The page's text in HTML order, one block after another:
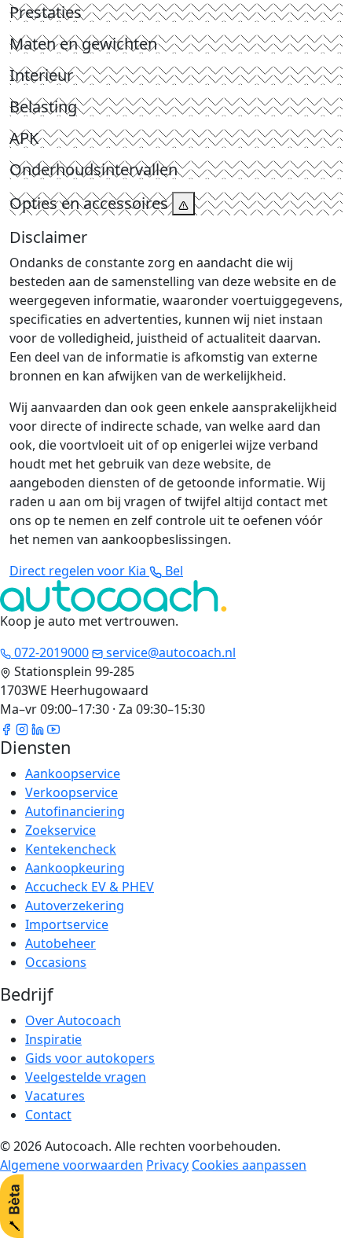
Prestaties
Maten en gewichten
Interieur
Belasting
APK
Onderhoudsintervallen
Opties en accessoires
Disclaimer
Ondanks de constante zorg en aandacht die wij
besteden aan de samenstelling van deze website en de
weergegeven informatie, waaronder voertuiggegevens,
specificaties en advertenties, kunnen wij niet instaan
voor de volledigheid, juistheid of actualiteit daarvan.
Een deel van de informatie is afkomstig van externe
bronnen en kan afwijken van de werkelijkheid.
Wij aanvaarden dan ook geen enkele aansprakelijkheid
voor directe of indirecte schade, van welke aard dan
ook, die voortvloeit uit of op enigerlei wijze verband
houdt met het gebruik van deze website, de
aangeboden diensten of de getoonde informatie. Wij
raden u aan om bij vragen of twijfel altijd contact met
ons op te nemen en zelf controle uit te oefenen vóór
het nemen van aankoopbeslissingen.
Direct regelen voor Kia
Bel
Koop je auto met vertrouwen.
072-2019000
service@autocoach.nl
Stationsplein 99-285
1703WE Heerhugowaard
Ma–vr 09:00–17:30 · Za 09:30–15:30
Diensten
Aankoopservice
Verkoopservice
Autofinanciering
Zoekservice
Kentekencheck
Aankoopkeuring
Accucheck EV & PHEV
Autoverzekering
Importservice
Autobeheer
Occasions
Bedrijf
Over Autocoach
Inspiratie
Gids voor autokopers
Veelgestelde vragen
Vacatures
Contact
© 2026 Autocoach. Alle rechten voorbehouden.
Algemene voorwaarden Privacy Cookies aanpassen